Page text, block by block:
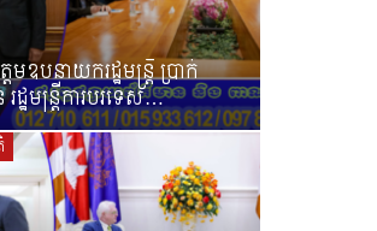
មឧបនាយករដ្ឋមន្រ្តី ប្រាក់
ដ្ឋមន្រ្តីការបរទេស…